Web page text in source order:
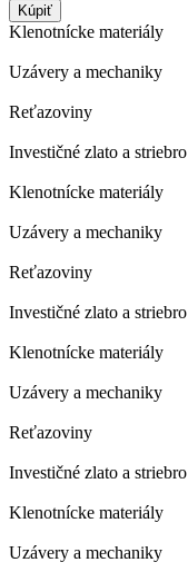
Klenotnícke materiály
Uzávery a mechaniky
Reťazoviny
Investičné zlato a striebro
Klenotnícke materiály
Uzávery a mechaniky
Reťazoviny
Investičné zlato a striebro
Klenotnícke materiály
Uzávery a mechaniky
Reťazoviny
Investičné zlato a striebro
Klenotnícke materiály
Uzávery a mechaniky